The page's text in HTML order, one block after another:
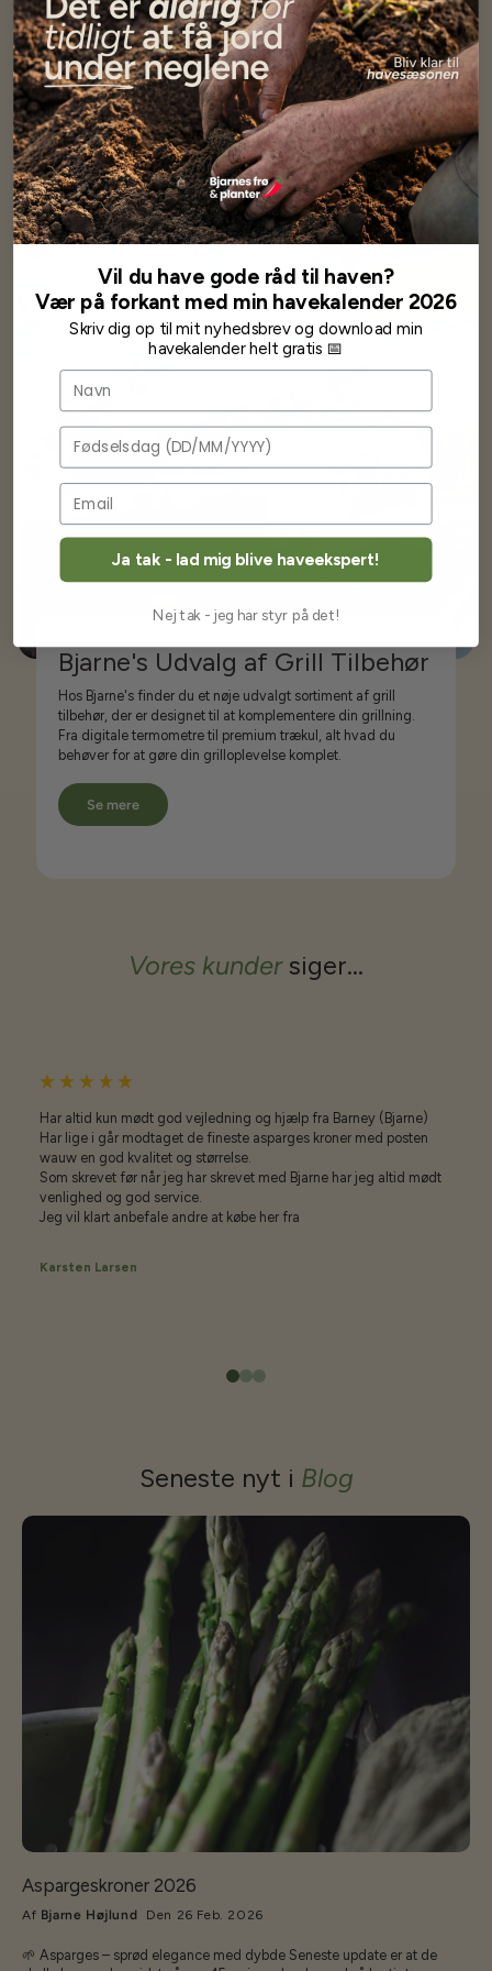
DATOVARE
54,95 kr 27,50 kr
Læg i kurv
Bjarne's Udvalg af Grill Tilbehør
Hos Bjarne's finder du et nøje udvalgt sortiment af grill
tilbehør, der er designet til at komplementere din grillning.
Fra digitale termometre til premium trækul, alt hvad du
behøver for at gøre din grilloplevelse komplet.
Se mere
Vores kundersiger...
Har altid kun mødt god vejledning og hjælp fra Barney (Bjarne)
Har lige i går modtaget de fineste asparges kroner med posten
wauw en god kvalitet og størrelse.
Som skrevet før når jeg har skrevet med Bjarne har jeg altid mødt
venlighed og god service.
Jeg vil klart anbefale andre at købe her fra
Karsten Larsen
Seneste nyt i Blog
Aspargeskroner 2026
Af Bjarne Højlund Den 26 Feb. 2026
🌱 Asparges – sprød elegance med dybde Seneste update er at de
Vil du have gode råd til haven?
Vær på forkant med min havekalender 2026
Skriv dig op til mit nyhedsbrev og download min
havekalender helt gratis 📅
Navn
Fødselsdag
Ja tak - lad mig blive haveekspert!
Nej tak - jeg har styr på det!